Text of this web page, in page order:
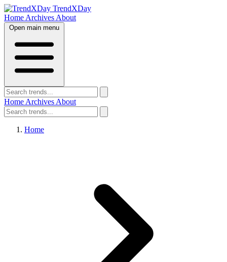
TrendXDay
Home Archives About
Open main menu
Home Archives About
Home